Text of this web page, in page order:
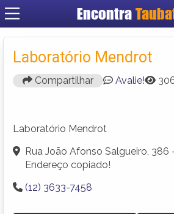
Encontra
Cadastrar
Criar conta
Laboratório Mendrot
Compartilhar Avalie!
Laboratório Mendrot
Rua João Afonso Salgueiro, 386
Endereço copiado!
(12) 3633-7458